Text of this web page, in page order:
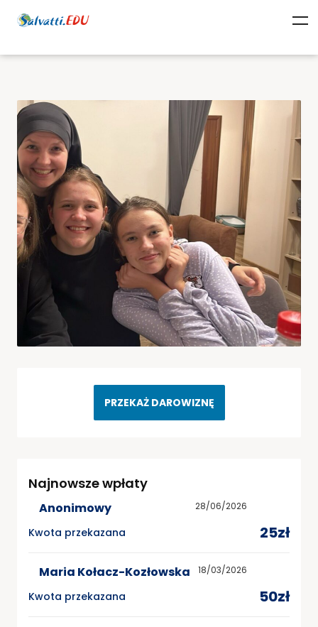
PRZEKAŻ DAROWIZNĘ
Najnowsze wpłaty
Anonimowy 28/06/2026
Kwota przekazana 25zł
Maria Kołacz-Kozłowska 18/03/2026
Kwota przekazana 50zł